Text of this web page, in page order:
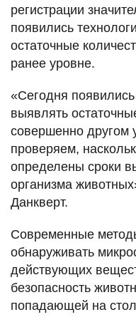
регистрации
появились
остаточные
ранее уровне.
«Сегодня
выявлять
совершенно другом
проверяем,
определены сроки
организма
Данкверт.
Современные
обнаруживать
действующих
безопасность
попадающей на